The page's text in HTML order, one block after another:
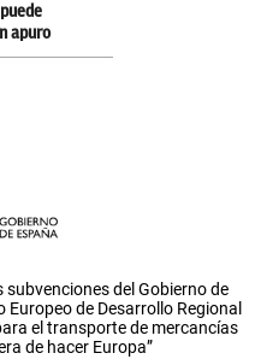
apuro
del Gobierno de
de Desarrollo Regional
el transporte de mercancías
de hacer Europa”